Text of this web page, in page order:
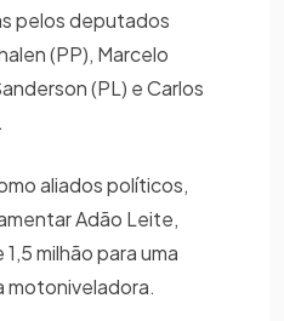
pelos deputados
(PP), Marcelo
(PL) e Carlos
aliados políticos,
Adão Leite,
milhão para uma
motoniveladora.